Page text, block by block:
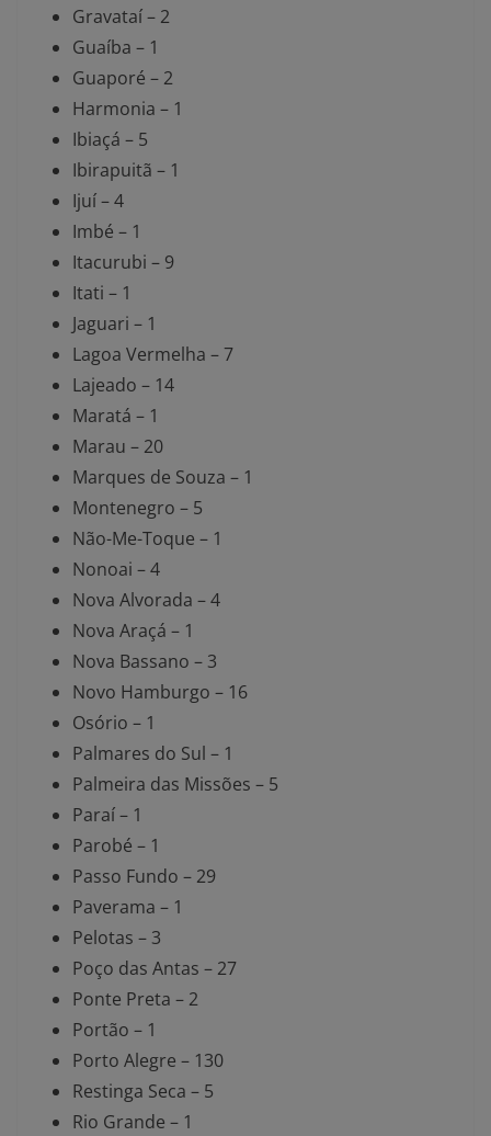
Gravataí – 2
Guaíba – 1
Guaporé – 2
Harmonia – 1
Ibiaçá – 5
Ibirapuitã – 1
Ijuí – 4
Imbé – 1
Itacurubi – 9
Itati – 1
Jaguari – 1
Lagoa Vermelha – 7
Lajeado – 14
Maratá – 1
Marau – 20
Marques de Souza – 1
Montenegro – 5
Não-Me-Toque – 1
Nonoai – 4
Nova Alvorada – 4
Nova Araçá – 1
Nova Bassano – 3
Novo Hamburgo – 16
Osório – 1
Palmares do Sul – 1
Palmeira das Missões – 5
Paraí – 1
Parobé – 1
Passo Fundo – 29
Paverama – 1
Pelotas – 3
Poço das Antas – 27
Ponte Preta – 2
Portão – 1
Porto Alegre – 130
Restinga Seca – 5
Rio Grande – 1